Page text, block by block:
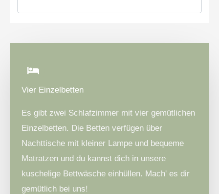
Vier Einzelbetten
Es gibt zwei Schlafzimmer mit vier gemütlichen
Einzelbetten. Die Betten verfügen über
Nachttische mit kleiner Lampe und bequeme
Matratzen und du kannst dich in unsere
kuschelige Bettwäsche einhüllen. Mach' es dir
gemütlich bei uns!